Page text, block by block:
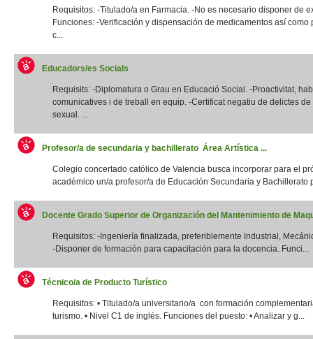
Requisitos: -Titulado/a en Farmacia. -No es necesario disponer de
Funciones: -Verificación y dispensación de medicamentos así como
c...
Educadors/es Socials
Requisits: -Diplomatura o Grau en Educació Social. -Proactivitat,
comunicatives i de treball en equip. -Certificat negatiu de delictes
sexual. ...
Profesor/a de secundaria y bachillerato Área Artística ...
Colegio concertado católico de Valencia busca incorporar para el
académico un/a profesor/a de Educación Secundaria y Bachillerato
Docente Grado Superior de Organización del Mantenimiento de
Requisitos: -Ingeniería finalizada, preferiblemente Industrial,
-Disponer de formación para capacitación para la docencia. Funci...
Técnico/a de Producto Turístico
Requisitos: • Titulado/a universitario/a con formación
turismo. • Nivel C1 de inglés. Funciones del puesto: • Analizar y g...